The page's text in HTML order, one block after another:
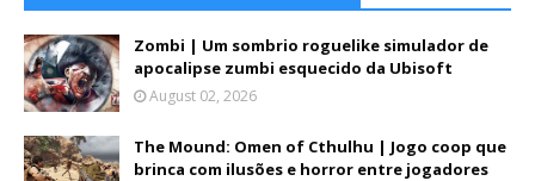
Zombi | Um sombrio roguelike simulador de
apocalipse zumbi esquecido da Ubisoft
August 02, 2026
The Mound: Omen of Cthulhu | Jogo coop que
brinca com ilusões e horror entre jogadores